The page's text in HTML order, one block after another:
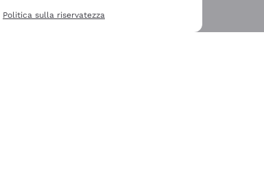
Politica sulla riservatezza